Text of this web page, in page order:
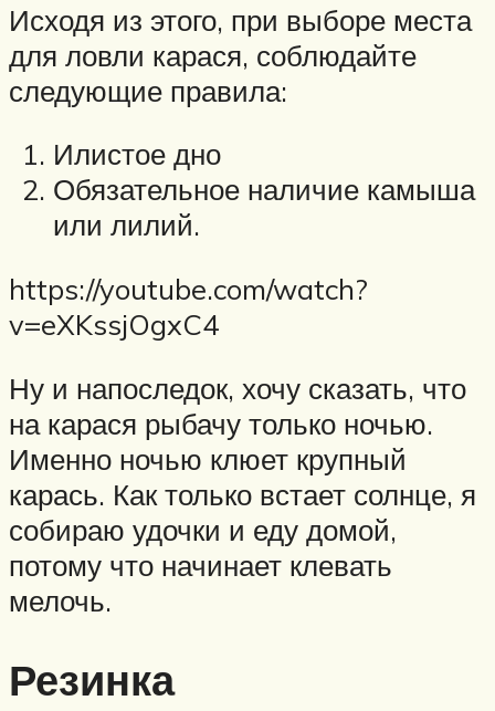
Исходя из этого, при выборе места
для ловли карася, соблюдайте
следующие правила:
Илистое дно
Обязательное наличие камыша
или лилий.
https://youtube.com/watch?
v=eXKssjOgxC4
Ну и напоследок, хочу сказать, что
на карася рыбачу только ночью.
Именно ночью клюет крупный
карась. Как только встает солнце, я
собираю удочки и еду домой,
потому что начинает клевать
мелочь.
Резинка